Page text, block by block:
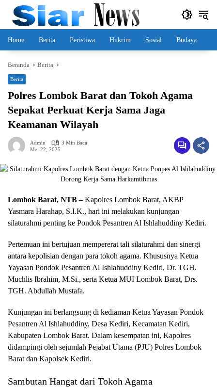
Langsung
konten
Home Berita Peristiwa Hukrim Sosial Budaya
Beranda Berita
Berita
Polres Lombok Barat dan Tokoh Agama
Sepakat Perkuat Kerja Sama Jaga
Keamanan Wilayah
Admin
3 Min Baca
Mei 22, 2025
Lombok Barat, NTB –Kapolres Lombok Barat, AKBP
Yasmara Harahap, S.I.K., hari ini melakukan kunjungan
silaturahmi penting ke Pondok Pesantren Al Ishlahuddiny Kediri.
Pertemuan ini bertujuan mempererat tali silaturahmi dan sinergi
antara kepolisian dengan para tokoh agama. Khususnya Ketua
Yayasan Pondok Pesantren Al Ishlahuddiny Kediri, Dr. TGH.
Muchlis Ibrahim, M.Si., serta Ketua MUI Lombok Barat, Drs.
TGH. Abdullah Mustafa.
Kunjungan ini berlangsung di kediaman Ketua Yayasan Pondok
Pesantren Al Ishlahuddiny, Desa Kediri, Kecamatan Kediri,
Kabupaten Lombok Barat. Dalam kesempatan ini, Kapolres
didampingi oleh sejumlah Pejabat Utama (PJU) Polres Lombok
Barat dan Kapolsek Kediri.
Sambutan Hangat dari Tokoh Agama